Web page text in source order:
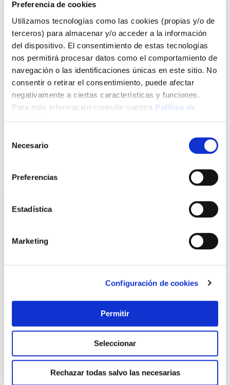
Preferencia de cookies
Utilizamos tecnologías como las cookies (propias y/o de
terceros) para almacenar y/o acceder a la información
del dispositivo. El consentimiento de estas tecnologías
nos permitirá procesar datos como el comportamiento de
navegación o las identificaciones únicas en este sitio. No
consentir o retirar el consentimiento, puede afectar
negativamente a ciertas características y funciones.
Para más información consulte nuestra Política de
Necesario
Preferencias
Estadística
Marketing
Configuración de cookies
Permitir
Seleccionar
Rechazar todas salvo las necesarias
Click&Collect - Recogida gratis
en nuestras tiendas
Envío a domicilio:
5 días hábiles
+ INFO
Disco corte metal estac. 350x2,8x25,4 mm a46-bf tyrolit
Tyrolit
13,47 €